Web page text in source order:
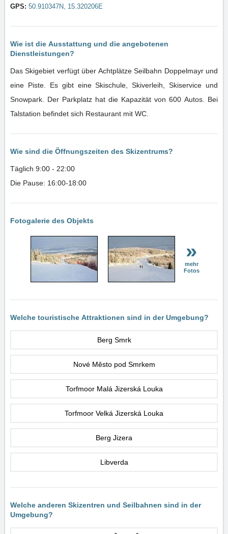
GPS: 50.910347N, 15.320206E
Wie ist die Ausstattung und die angebotenen
Dienstleistungen?
Das Skigebiet verfügt über Achtplätze Seilbahn Doppelmayr und
eine Piste. Es gibt eine Skischule, Skiverleih, Skiservice und
Snowpark. Der Parkplatz hat die Kapazität von 600 Autos. Bei
Talstation befindet sich Restaurant mit WC.
Wie sind die Öffnungszeiten des Skizentrums?
Täglich 9:00 - 22:00
Die Pause: 16:00-18:00
Fotogalerie des Objekts
»
mehr
Fotos
Welche touristische Attraktionen sind in der Umgebung?
Berg Smrk
Nové Město pod Smrkem
Torfmoor Malá Jizerská Louka
Torfmoor Velká Jizerská Louka
Berg Jizera
Libverda
Welche anderen Skizentren und Seilbahnen sind in der
Umgebung?